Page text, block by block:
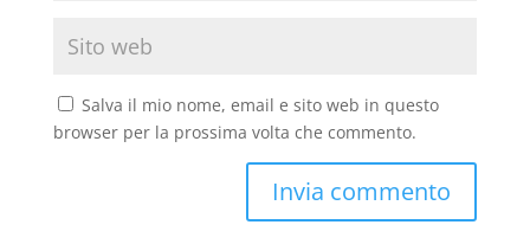
Salva il mio nome, email e sito web in questo
browser per la prossima volta che commento.